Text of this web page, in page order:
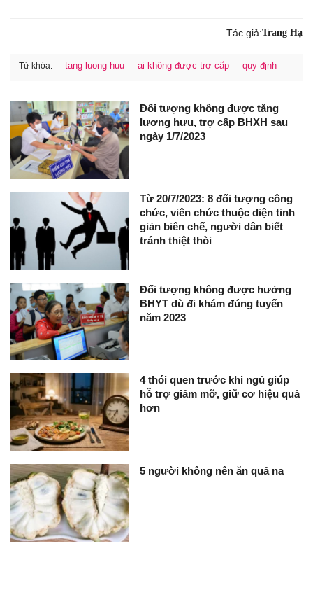
Tác giả:Trang Hạ
Từ khóa: tang luong huu ai không được trợ cấp quy định
Đối tượng không được tăng
lương hưu, trợ cấp BHXH sau
ngày 1/7/2023
Từ 20/7/2023: 8 đối tượng công
chức, viên chức thuộc diện tinh
giản biên chế, người dân biết
tránh thiệt thòi
Đối tượng không được hưởng
BHYT dù đi khám đúng tuyến
năm 2023
4 thói quen trước khi ngủ giúp
hỗ trợ giảm mỡ, giữ cơ hiệu quả
hơn
5 người không nên ăn quả na